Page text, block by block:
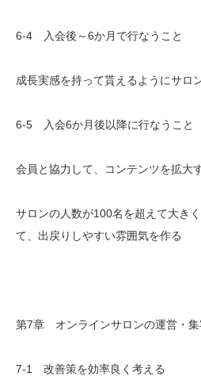
6-4 入会後～6か月で行なうこと
成長実感を持って貰えるようにサロ
6-5 入会6か月後以降に行なうこと
会員と協力して、コンテンツを拡大
サロンの人数が100名を超えて大き
て、出戻りしやすい雰囲気を作る
第7章 オンラインサロンの運営・集
7-1 改善策を効率良く考える